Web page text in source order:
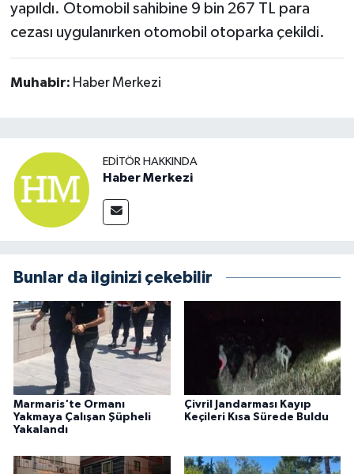
yapıldı. Otomobil sahibine 9 bin 267 TL para
cezası uygulanırken otomobil otoparka çekildi.
Muhabir: Haber Merkezi
EDITÖR HAKKINDA
Haber Merkezi
Bunlar da ilginizi çekebilir
Marmaris'te Ormanı
Yakmaya Çalışan Şüpheli
Yakalandı
Çivril Jandarması Kayıp
Keçileri Kısa Sürede Buldu